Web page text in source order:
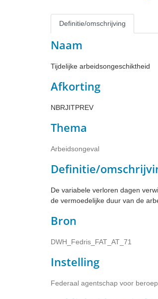
Definitie/omschrijving
Naam
Tijdelijke arbeidsongeschiktheid
Afkorting
NBRJITPREV
Thema
Arbeidsongeval
Definitie/
De variabele verloren dagen
de vermoedelijke duur van de
Bron
DWH_Fedris_FAT_AT_71
Instelling
Federaal agentschap voor